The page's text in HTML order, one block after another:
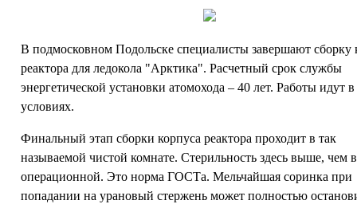
В подмосковном Подольске специалисты завершают сборку
реактора для ледокола "Арктика". Расчетный срок службы
энергетической установки атомохода – 40 лет. Работы идут
условиях.
Финальный этап сборки корпуса реактора проходит в так
называемой чистой комнате. Стерильность здесь выше, чем в
операционной. Это норма ГОСТа. Мельчайшая соринка при
попадании на урановый стержень может полностью